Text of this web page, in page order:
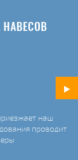
НАВЕСОВ
наш
проводит